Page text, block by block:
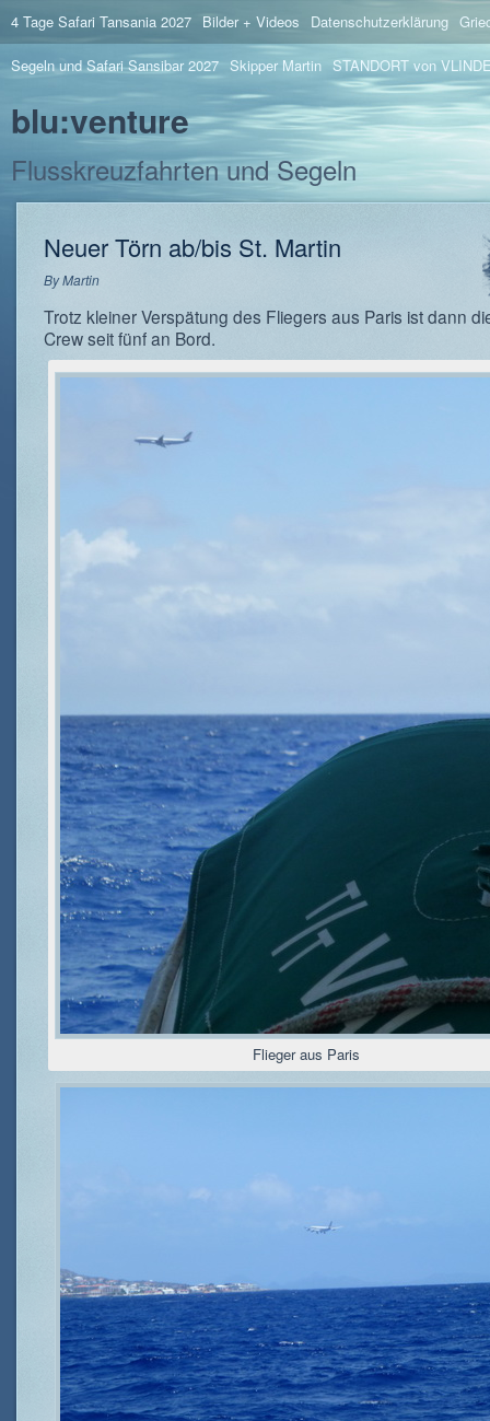
4 Tage Safari Tansania 2027 Bilder + Videos Datenschutzerklärung
Segeln und Safari Sansibar 2027 Skipper Martin STANDORT von
blu:venture
Flusskreuzfahrten und Segeln
Neuer Törn ab/bis St. Martin
ByMartin
Trotz kleiner Verspätung des Fliegers aus Paris ist dann
Crew seit fünf an Bord.
Flieger aus Paris